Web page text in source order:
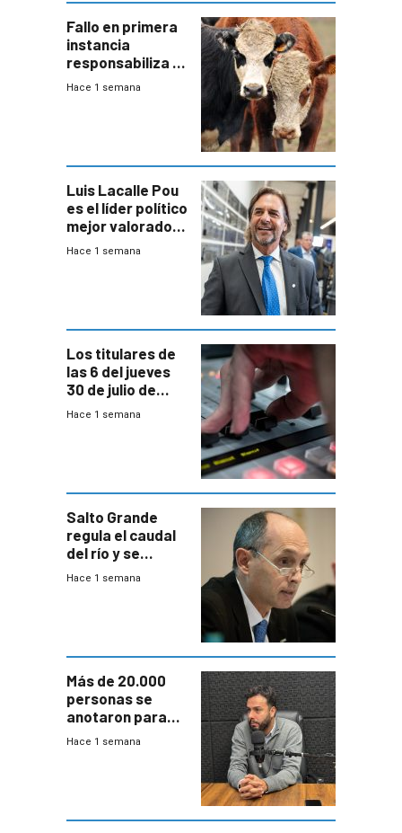
Fallo en primera
instancia
responsabiliza al
Estado por falta
Hace 1 semana
Luis Lacalle Pou
es el líder político
mejor valorado
del país, según
Hace 1 semana
Los titulares de
las 6 del jueves
30 de julio de
2026
Hace 1 semana
Salto Grande
regula el caudal
del río y se
prepara para un
Hace 1 semana
Más de 20.000
personas se
anotaron para
las pruebas
Hace 1 semana